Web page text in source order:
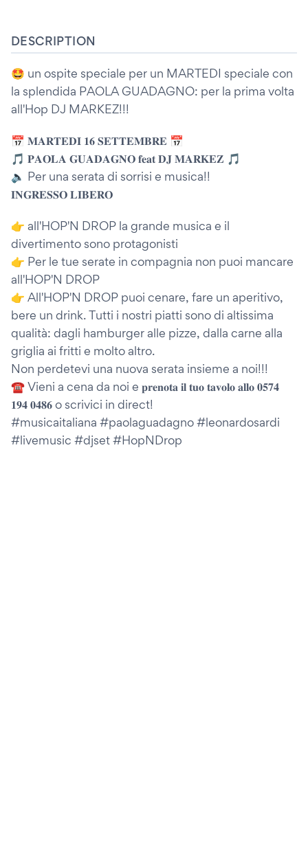
DESCRIPTION
🤩 un ospite speciale per un MARTEDI speciale con
la splendida PAOLA GUADAGNO: per la prima volta
all'Hop DJ MARKEZ!!!
📅 𝐌𝐀𝐑𝐓𝐄𝐃𝐈 𝟏𝟔 𝐒𝐄𝐓𝐓𝐄𝐌𝐁𝐑𝐄 📅
🎵 𝐏𝐀𝐎𝐋𝐀 𝐆𝐔𝐀𝐃𝐀𝐆𝐍𝐎 𝐟𝐞𝐚𝐭 𝐃𝐉 𝐌𝐀𝐑𝐊𝐄𝐙 🎵
🔈 Per una serata di sorrisi e musica!!
𝐈𝐍𝐆𝐑𝐄𝐒𝐒𝐎 𝐋𝐈𝐁𝐄𝐑𝐎
👉 all'HOP'N DROP la grande musica e il
divertimento sono protagonisti
👉 Per le tue serate in compagnia non puoi mancare
all'HOP'N DROP
👉 All'HOP'N DROP puoi cenare, fare un aperitivo,
bere un drink. Tutti i nostri piatti sono di altissima
qualità: dagli hamburger alle pizze, dalla carne alla
griglia ai fritti e molto altro.
Non perdetevi una nuova serata insieme a noi!!!
☎ Vieni a cena da noi e 𝐩𝐫𝐞𝐧𝐨𝐭𝐚 𝐢𝐥 𝐭𝐮𝐨 𝐭𝐚𝐯𝐨𝐥𝐨 𝐚𝐥𝐥𝐨 𝟎𝟓𝟕𝟒
𝟏𝟗𝟒 𝟎𝟒𝟖𝟔 o scrivici in direct!
#musicaitaliana #paolaguadagno #leonardosardi
#livemusic #djset #HopNDrop